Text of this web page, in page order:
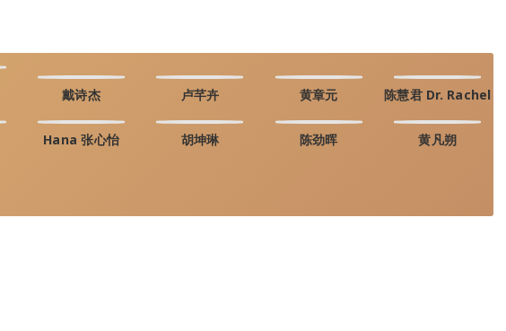
戴诗杰 卢芊卉 黄章元 陈慧君 Dr. Rachel
Hana 张心怡 胡坤琳 陈劲晖 黄凡朔